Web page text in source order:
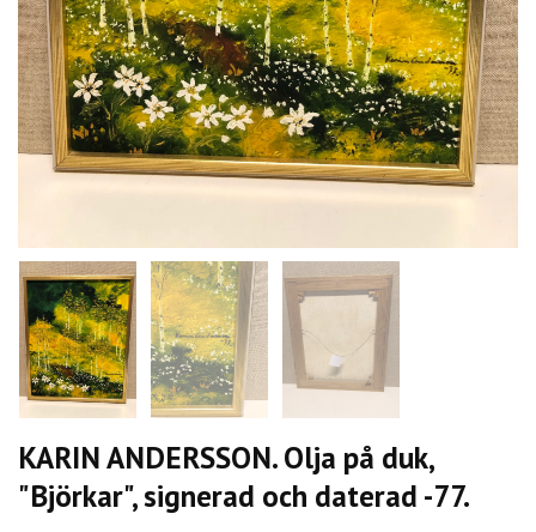
KARIN ANDERSSON. Olja på duk,
"Björkar", signerad och daterad -77.